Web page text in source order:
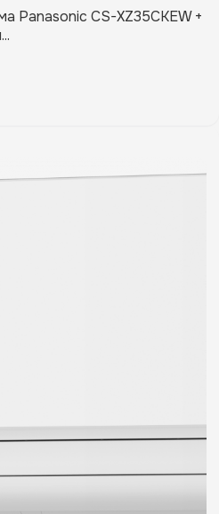
Panasonic CS-XZ35CKEW +